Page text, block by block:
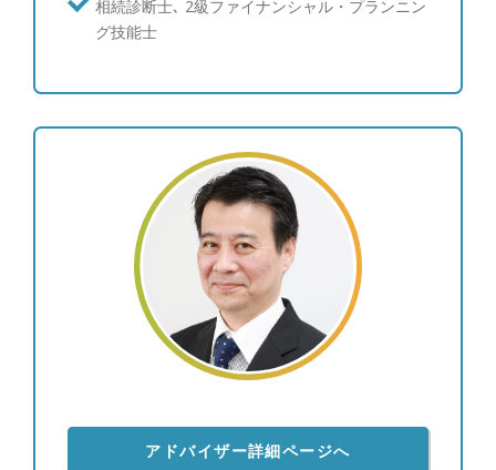
債券・外国債券・保険・相続 ●創業経緯 時代と共
に企業と人との関係性も変わりつつあると感じる
できる社会であってもいいのではないかと思い起業
と”と、“担当者が心から働きやすい環境を整える
事”この2点です。働く者が経済的不安を抱えている
と利益優先の働き方になってしまいがちです。担当
者一人ひとりの満足度を高めることが重要だと考
え、業界高水準の報酬率をとっています。その結
果、お客さまにも焦ることなく誠実に向き合えると
考えます。
相続診断士､ 2級ファイナンシャル・プランニン
グ技能士
アドバイザー詳細ページへ